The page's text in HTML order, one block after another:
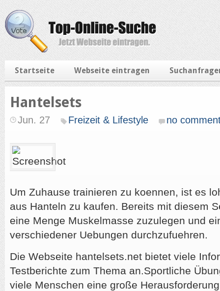
Startseite Webseite eintragen
Hantelsets
Jun. 27 Freizeit & Lifestyle no
Um Zuhause trainieren zu koennen, ist es
aus Hanteln zu kaufen. Bereits mit diesem
eine Menge Muskelmasse zuzulegen und
verschiedener Uebungen durchzufuehren.
Die Webseite hantelsets.net bietet viele
Testberichte zum Thema an.Sportliche
viele Menschen eine große